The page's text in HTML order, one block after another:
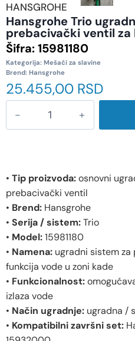
HANSGROHE
Hansgrohe Trio
prebacivački ventil za
Šifra:15981180
Kategorija: Mešači za slavine
Brend: Hansgrohe
25.455,00 RSD
• Tip proizvoda:osnovni
prebacivački ventil
• Brend: Hansgrohe
• Serija / sistem:Trio
• Model:15981180
• Namena: ugradni sistem
funkcija vode u zoni kade
• Funkcionalnost:
izlaza vode
• Način ugradnje: ugradna /
• Kompatibilni završni set: